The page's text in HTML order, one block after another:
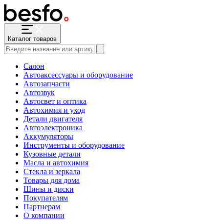
Каталог товаров
Салон
Автоаксессуары и оборудование
Автозапчасти
Автозвук
Автосвет и оптика
Автохимия и уход
Детали двигателя
Автоэлектроника
Аккумуляторы
Инструменты и оборудование
Кузовные детали
Масла и автохимия
Стекла и зеркала
Товары для дома
Шины и диски
Покупателям
Партнерам
О компании